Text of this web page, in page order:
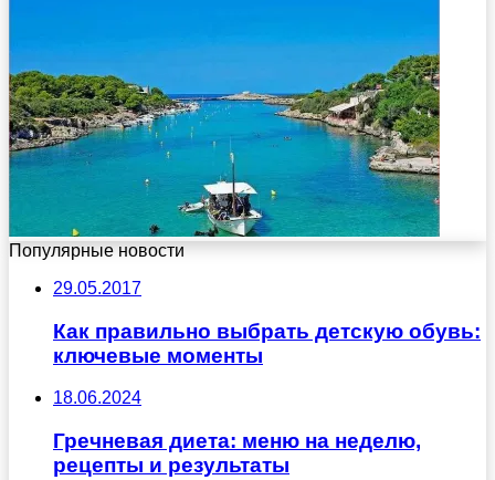
Популярные новости
29.05.2017
Как правильно выбрать детскую обувь:
ключевые моменты
18.06.2024
Гречневая диета: меню на неделю,
рецепты и результаты